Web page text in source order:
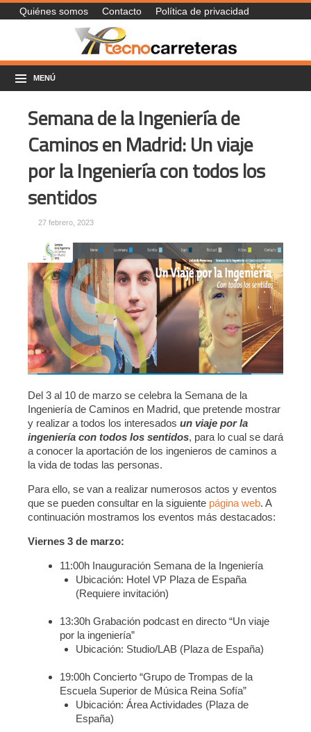
Quiénes somos Contacto Política de privacidad
MENÚ
Semana de la Ingeniería de
Caminos en Madrid: Un viaje
por la Ingeniería con todos los
sentidos
27 febrero, 2023
Del 3 al 10 de marzo se celebra la Semana de la
Ingeniería de Caminos en Madrid, que pretende mostrar
y realizar a todos los interesados un viaje por la
ingeniería con todos los sentidos, para lo cual se dará
a conocer la aportación de los ingenieros de caminos a
la vida de todas las personas.
Para ello, se van a realizar numerosos actos y eventos
que se pueden consultar en la siguiente página web. A
continuación mostramos los eventos más destacados:
Viernes 3 de marzo:
11:00h Inauguración Semana de la Ingeniería
Ubicación: Hotel VP Plaza de España
(Requiere invitación)
13:30h Grabación podcast en directo “Un viaje
por la ingeniería”
Ubicación: Studio/LAB (Plaza de España)
19:00h Concierto “Grupo de Trompas de la
Escuela Superior de Música Reina Sofía”
Ubicación: Área Actividades (Plaza de
España)